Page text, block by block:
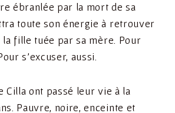
ébranlée par la mort de sa
toute son énergie à retrouver
fille tuée par sa mère. Pour
s’excuser, aussi.
Cilla ont passé leur vie à la
Pauvre, noire, enceinte et